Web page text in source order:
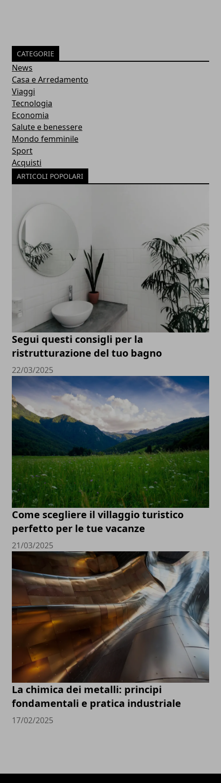
CATEGORIE
News
Casa e Arredamento
Viaggi
Tecnologia
Economia
Salute e benessere
Mondo femminile
Sport
Acquisti
ARTICOLI POPOLARI
Segui questi consigli per la
ristrutturazione del tuo bagno
22/03/2025
Come scegliere il villaggio turistico
perfetto per le tue vacanze
21/03/2025
La chimica dei metalli: principi
fondamentali e pratica industriale
17/02/2025